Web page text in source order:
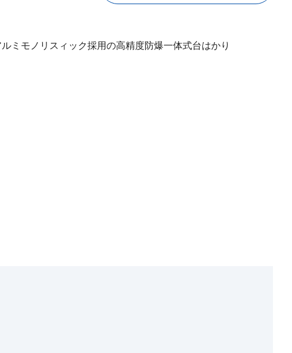
ミモノリスィック採用の高精度防爆一体式台はかり